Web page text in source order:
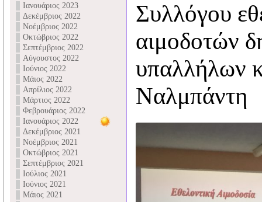
Ιανουάριος 2023
Δεκέμβριος 2022
Νοέμβριος 2022
Οκτώβριος 2022
Σεπτέμβριος 2022
Αύγουστος 2022
Ιούνιος 2022
Μάιος 2022
Απρίλιος 2022
Μάρτιος 2022
Φεβρουάριος 2022
Ιανουάριος 2022
Δεκέμβριος 2021
Νοέμβριος 2021
Οκτώβριος 2021
Σεπτέμβριος 2021
Ιούλιος 2021
Ιούνιος 2021
Μάιος 2021
Συλλόγου
αιμοδοτών
υπαλλήλων
Ναλμπάντη